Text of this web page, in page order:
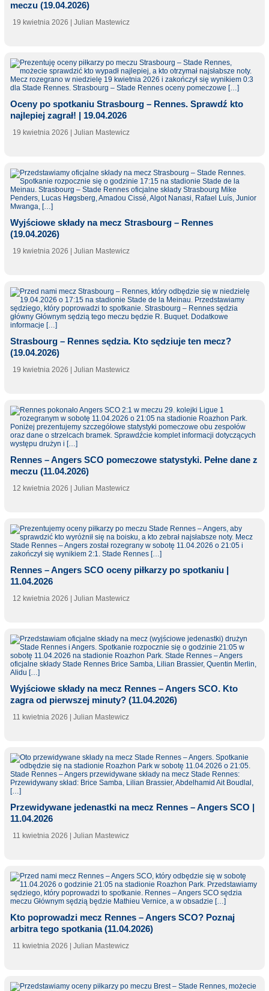
meczu (19.04.2026)
19 kwietnia 2026 | Julian Mastewicz
Oceny po spotkaniu Strasbourg – Rennes. Sprawdź kto
najlepiej zagrał! | 19.04.2026
19 kwietnia 2026 | Julian Mastewicz
Wyjściowe składy na mecz Strasbourg – Rennes
(19.04.2026)
19 kwietnia 2026 | Julian Mastewicz
Strasbourg – Rennes sędzia. Kto sędziuje ten mecz?
(19.04.2026)
19 kwietnia 2026 | Julian Mastewicz
Rennes – Angers SCO pomeczowe statystyki. Pełne dane z
meczu (11.04.2026)
12 kwietnia 2026 | Julian Mastewicz
Rennes – Angers SCO oceny piłkarzy po spotkaniu |
11.04.2026
12 kwietnia 2026 | Julian Mastewicz
Wyjściowe składy na mecz Rennes – Angers SCO. Kto
zagra od pierwszej minuty? (11.04.2026)
11 kwietnia 2026 | Julian Mastewicz
Przewidywane jedenastki na mecz Rennes – Angers SCO |
11.04.2026
11 kwietnia 2026 | Julian Mastewicz
Kto poprowadzi mecz Rennes – Angers SCO? Poznaj
arbitra tego spotkania (11.04.2026)
11 kwietnia 2026 | Julian Mastewicz